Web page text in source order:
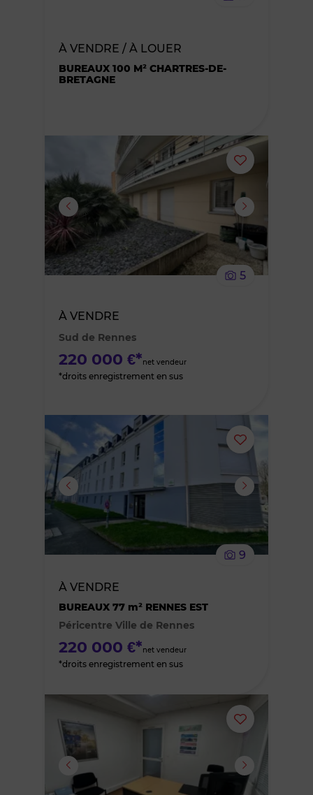
À VENDRE / À LOUER
BUREAUX 100 M² CHARTRES-DE-
BRETAGNE
Ajouter
ou
supprimer
le
5
À VENDRE
Sud de Rennes
220 000 €*net vendeur
*droits enregistrement en sus
Ajouter
ou
supprimer
le
9
À VENDRE
BUREAUX 77 m² RENNES EST
Péricentre Ville de Rennes
220 000 €*net vendeur
*droits enregistrement en sus
Ajouter
supprimer